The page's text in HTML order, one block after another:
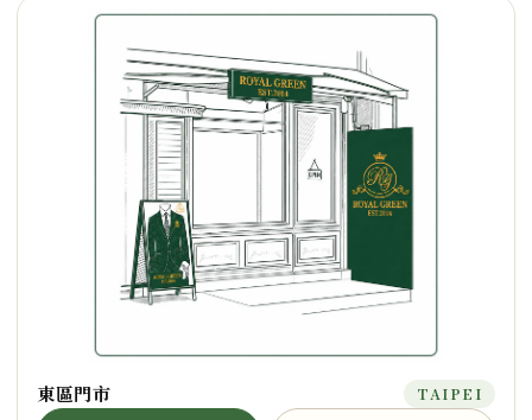
東區門市 TAIPEI